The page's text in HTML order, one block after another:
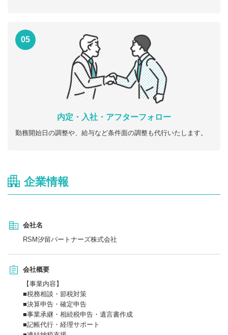
05
内定・入社・アフターフォロー
勤務開始日の調整や、給与など条件面の調整も代行いたします。
企業情報
会社名
RSM汐留パートナーズ株式会社
会社概要
【事業内容】
■税務相談・節税対策
■決算申告・確定申告
■事業承継・相続税申告・遺言書作成
■記帳代行・経理サポート